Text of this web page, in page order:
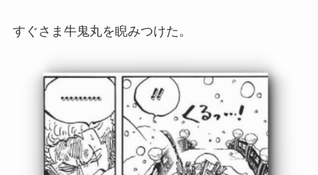
すぐさま牛鬼丸を睨みつけた。